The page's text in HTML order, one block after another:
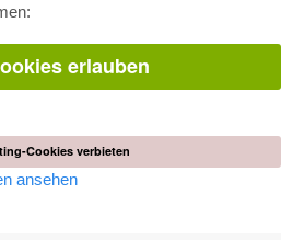
erlauben
Cookies verbieten
ansehen